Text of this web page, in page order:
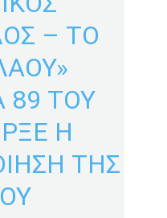
– ΤΟ
89 ΤΟΥ
Η
ΤΗΣ